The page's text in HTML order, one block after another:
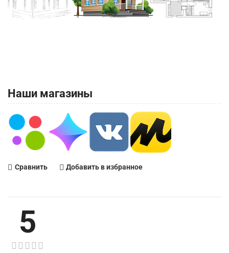
Наши магазины
Сравнить Добавить в избранное
5